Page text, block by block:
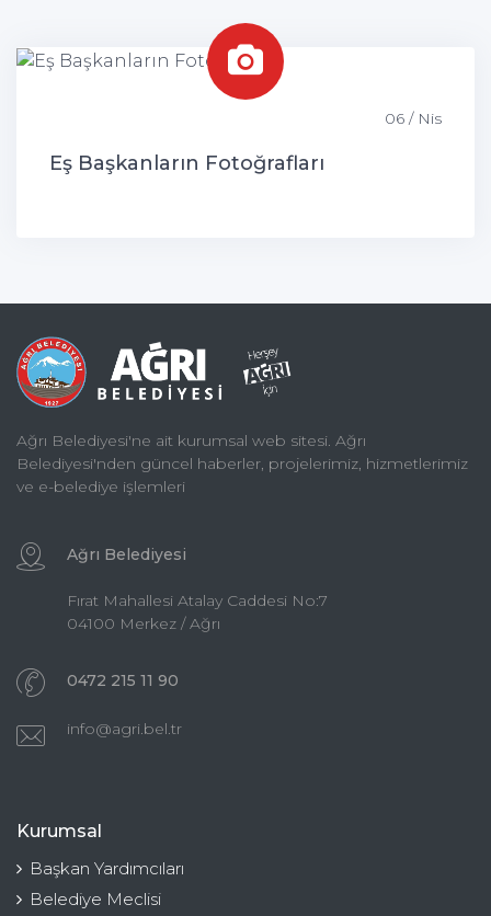
06 / Nis
Eş Başkanların Fotoğrafları
Ağrı Belediyesi'ne ait kurumsal web sitesi. Ağrı
Belediyesi'nden güncel haberler, projelerimiz, hizmetlerimiz
ve e-belediye işlemleri
Ağrı Belediyesi
Fırat Mahallesi Atalay Caddesi No:7
04100 Merkez / Ağrı
0472 215 11 90
info@agri.bel.tr
Kurumsal
Başkan Yardımcıları
Belediye Meclisi